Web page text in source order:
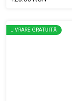
LIVRARE GRATUITĂ